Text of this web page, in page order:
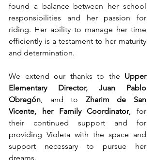
found a balance between her school
responsibilities and her passion for
riding. Her ability to manage her time
efficiently is a testament to her maturity
and determination.
We extend our thanks to the Upper
Elementary Director, Juan Pablo
Obregón, and to Zharim de San
Vicente, her Family Coordinator, for
their continued support and for
providing Violeta with the space and
support necessary to pursue her
dreams.